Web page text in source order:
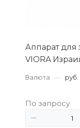
Аппарат для
VIORA
Валюта — руб.
По запросу